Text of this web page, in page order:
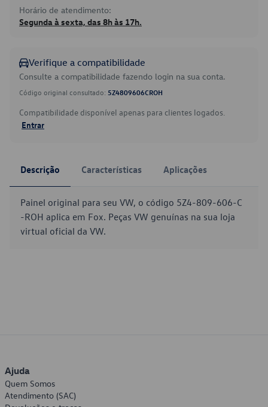
Horário de atendimento:
Segunda à sexta, das 8h às 17h.
Verifique a compatibilidade
Consulte a compatibilidade fazendo login na sua conta.
Código original consultado: 5Z4809606CROH
Compatibilidade disponível apenas para clientes logados.
Entrar
Descrição Características Aplicações
Painel original para seu VW, o código 5Z4-809-606-C
-ROH aplica em Fox. Peças VW genuínas na sua loja
virtual oficial da VW.
Ajuda
Quem Somos
Atendimento (SAC)